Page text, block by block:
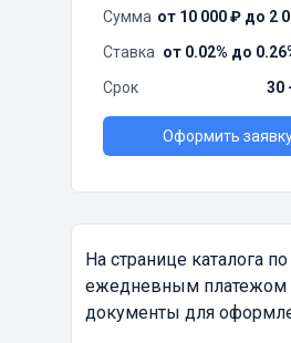
Сумма от 10 000 ₽ до 2
Ставка от 0.02% до
Срок
30
Оформить
На странице каталога
ежедневным платежом
документы для